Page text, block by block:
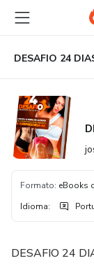
para
conteúdo
principal
para
pagamento
para
rodapé
DESAFIO 24
Formato: eBooks
Idioma:
DESAFIO 24